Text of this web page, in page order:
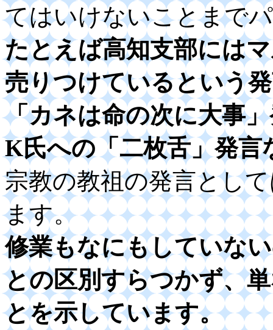
てはいけないことまで
たとえば高知支部には
売りつけているという
「カネは命の次に大事
K氏への「二枚舌」発言
宗教の教祖の発言とし
ます。
修業もなにもしていな
との区別すらつかず、
とを示しています。